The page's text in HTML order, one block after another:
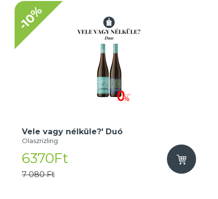
-10%
Vele vagy nélküle?' Duó
Olaszrizling
6370Ft
7 080 Ft